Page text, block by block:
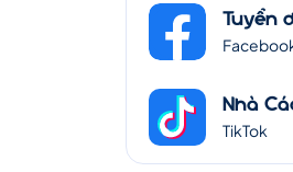
Tuyển
Nhà
TikTok